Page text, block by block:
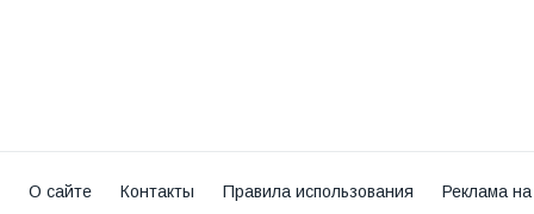
О сайте Контакты Правила использования Реклама